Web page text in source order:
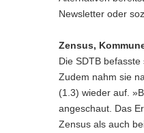
Datenschutz
Newsletter oder
Zensus,
Die SDTB
Zudem nahm sie
(1.3) wieder auf.
angeschaut. Das
Zensus als auch